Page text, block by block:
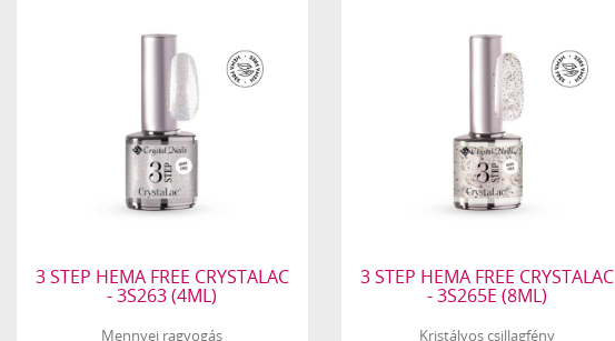
3 STEP HEMA FREE CRYSTALAC
- 3S263 (4ML)
Mennyei ragyogás
3 STEP HEMA FREE CRYSTALAC
- 3S265E (8ML)
Kristályos csillagfény